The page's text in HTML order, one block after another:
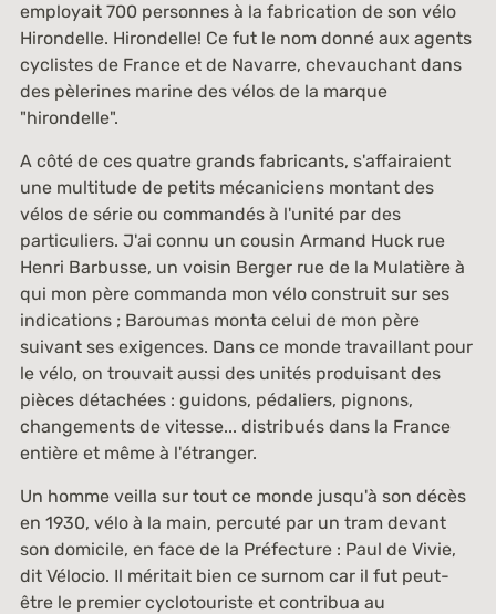
employait 700 personnes à la fabrication de son vélo
Hirondelle. Hirondelle! Ce fut le nom donné aux agents
cyclistes de France et de Navarre, chevauchant dans
des pèlerines marine des vélos de la marque
"hirondelle".
A côté de ces quatre grands fabricants, s'affairaient
une multitude de petits mécaniciens montant des
vélos de série ou commandés à l'unité par des
particuliers. J'ai connu un cousin Armand Huck rue
Henri Barbusse, un voisin Berger rue de la Mulatière à
qui mon père commanda mon vélo construit sur ses
indications ; Baroumas monta celui de mon père
suivant ses exigences. Dans ce monde travaillant pour
le vélo, on trouvait aussi des unités produisant des
pièces détachées : guidons, pédaliers, pignons,
changements de vitesse... distribués dans la France
entière et même à l'étranger.
Un homme veilla sur tout ce monde jusqu'à son décès
en 1930, vélo à la main, percuté par un tram devant
son domicile, en face de la Préfecture : Paul de Vivie,
dit Vélocio. Il méritait bien ce surnom car il fut peut-
être le premier cyclotouriste et contribua au